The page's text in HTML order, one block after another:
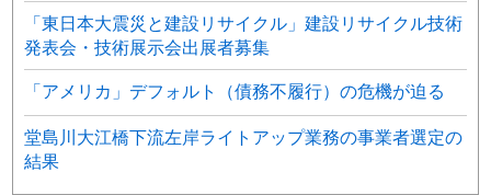
「東日本大震災と建設リサイクル」建設リサイクル技術
発表会・技術展示会出展者募集
「アメリカ」デフォルト（債務不履行）の危機が迫る
堂島川大江橋下流左岸ライトアップ業務の事業者選定の
結果